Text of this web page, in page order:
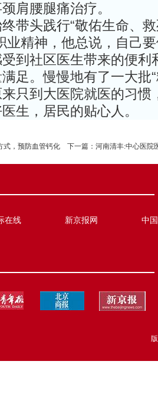
肩腰腿痛治疗。
头践行“敬佑生命、救
业精神，他总说，自己
到社区医生带来的便利
足。慢慢地有了一大批
只到大医院就医的习惯
生，居民的贴心人。
式，预防血管钙化下一篇： 河南清丰:中心医院
在线 新京报网
中